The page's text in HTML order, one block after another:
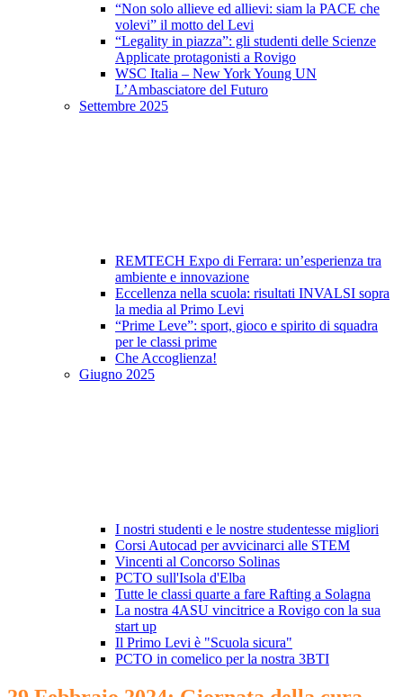
“Non solo allieve ed allievi: siam la PACE che
volevi” il motto del Levi
“Legality in piazza”: gli studenti delle Scienze
Applicate protagonisti a Rovigo
WSC Italia – New York Young UN
L’Ambasciatore del Futuro
Settembre 2025
REMTECH Expo di Ferrara: un’esperienza tra
ambiente e innovazione
Eccellenza nella scuola: risultati INVALSI sopra
la media al Primo Levi
“Prime Leve”: sport, gioco e spirito di squadra
per le classi prime
Che Accoglienza!
Giugno 2025
I nostri studenti e le nostre studentesse migliori
Corsi Autocad per avvicinarci alle STEM
Vincenti al Concorso Solinas
PCTO sull'Isola d'Elba
Tutte le classi quarte a fare Rafting a Solagna
La nostra 4ASU vincitrice a Rovigo con la sua
start up
Il Primo Levi è "Scuola sicura"
PCTO in comelico per la nostra 3BTI